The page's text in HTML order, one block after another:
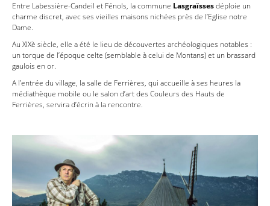
Entre Labessière-Candeil et Fénols, la commune Lasgraïssesdéploie un
charme discret, avec ses vieilles maisons nichées près de l’Eglise notre
Dame.
Au XIXè siècle, elle a été le lieu de découvertes archéologiques notables :
un torque de l’époque celte (semblable à celui de Montans) et un brassard
gaulois en or.
A l’entrée du village, la salle de Ferrières, qui accueille à ses heures la
médiathèque mobile ou le salon d’art des Couleurs des Hauts de
Ferrières, servira d’écrin à la rencontre.